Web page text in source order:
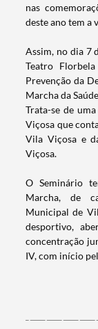
Termo de
nas
deste ano tem a
Assim, no dia 7
Teatro
Prevenção da
Marcha da
Trata-se de
Viçosa que
Vila Viçosa e
Viçosa.
O Seminário
Marcha, de
Municipal de
desportivo,
concentração
IV, com início